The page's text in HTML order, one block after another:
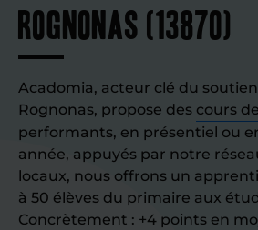
Rognonas (13870)
Acadomia, acteur clé du
Rognonas, propose des cours
performants, en présentiel ou
année, appuyés par notre
locaux, nous offrons un
à 50 élèves du primaire aux
Concrètement : +4 points en